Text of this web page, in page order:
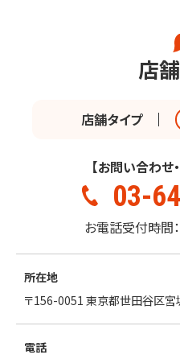
店
店舗タイプ
【お問い合わせ
03-
お電話受付時間
所在地
〒156-0051 東京都世田谷区宮
電話